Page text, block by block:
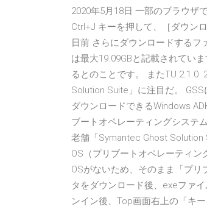
2020年5月18日 一部のブラウザ
Ctrl+J キーを押して、［ダウン
日前 さらにダウンロードするフ
は最大19.09GBと記載されてい
るとのことです。 またTU 2.1.0
Solution Suite」に注目だ。
ダウンロードできるWindows
ブートオペレーティングシステ
老舗「Symantec Ghost
OS（プリブートオペレーティ
OSがないため、そのまま「プ
タをダウンロード後、exeファ
ンイン後、Top画面右上の「キ